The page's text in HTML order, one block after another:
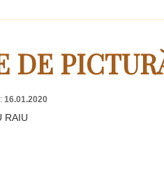
DE
16.01.2020
RAIU